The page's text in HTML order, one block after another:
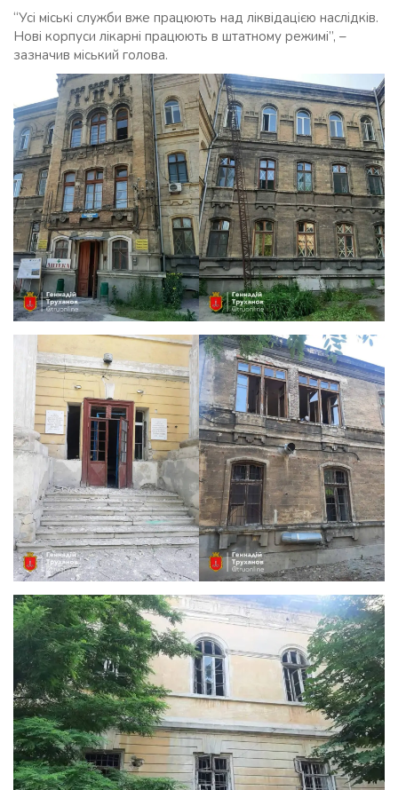
“Усі міські служби вже працюють над ліквідацією наслідків.
Нові корпуси лікарні працюють в штатному режимі”, –
зазначив міський голова.